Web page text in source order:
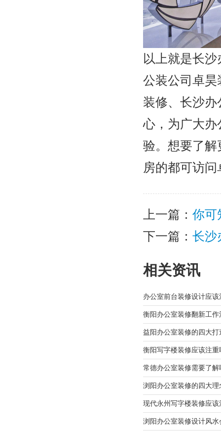
以上就是长
公装公司卓
装修、长沙
心，为广大
验。想要了
房的都可访
上一篇： 你可
下一篇： 长沙
相关资讯
办公室前台装修设计应该
衡阳办公室装修翻新工作
益阳办公室装修的四大打
衡阳写字楼装修应该注重
常德办公室装修需要了解
浏阳办公室装修的四大理
现代永州写字楼装修应该
浏阳办公室装修设计风水